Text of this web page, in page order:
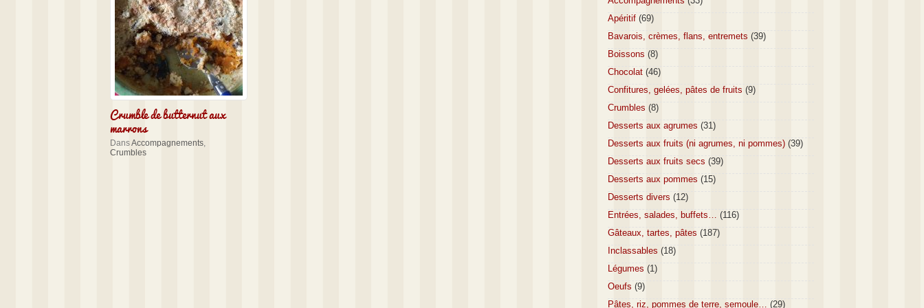
Crumble de butternut aux
marrons
DansAccompagnements,
Crumbles
Apéritif (69)
Bavarois, crèmes, flans, entremets (39)
Boissons (8)
Chocolat (46)
Confitures, gelées, pâtes de fruits (9)
Crumbles (8)
Desserts aux agrumes (31)
Desserts aux fruits (ni agrumes, ni pommes) (39)
Desserts aux fruits secs (39)
Desserts aux pommes (15)
Desserts divers (12)
Entrées, salades, buffets… (116)
Gâteaux, tartes, pâtes (187)
Inclassables (18)
Légumes (1)
Oeufs (9)
Pâtes, riz, pommes de terre, semoule… (29)